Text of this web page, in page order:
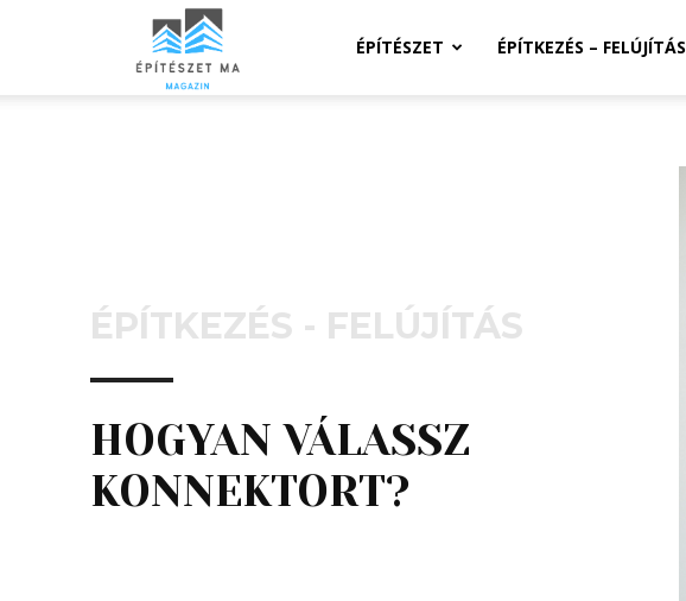
ÉpíteszetiÉPÍTÉSZET ÉPÍTKEZÉS – FELÚJÍTÁS
ÉPÍTKEZÉS - FELÚJÍTÁS
HOGYAN VÁLASSZ
KONNEKTORT?